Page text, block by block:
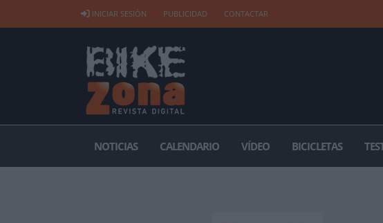
INICIAR SESIÓN PUBLICIDAD CONTACTAR
NOTICIAS CALENDARIO VÍDEO BICICLETAS